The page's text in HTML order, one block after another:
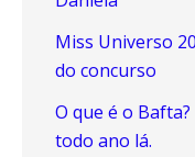
Miss Universo
do concurso
O que é o
todo ano lá.